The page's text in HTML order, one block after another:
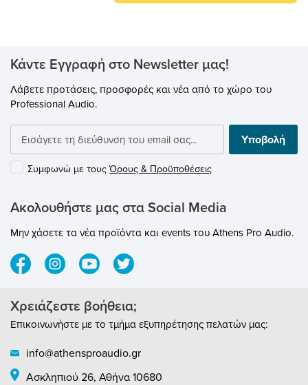
Κάντε Εγγραφή στο Newsletter μας!
Λάβετε προτάσεις, προσφορές και νέα από το χώρο του
Professional Audio.
Υποβολή
Συμφωνώ με τους Όρους & Προϋποθέσεις
Ακολουθήστε μας στα Social Media
Μην χάσετε τα νέα προϊόντα και events του Athens Pro Audio.
Χρειάζεστε βοήθεια;
Επικοινωνήστε με το τμήμα εξυπηρέτησης πελατών μας:
info@athensproaudio.gr
Ασκληπιού 26, Αθήνα 10680